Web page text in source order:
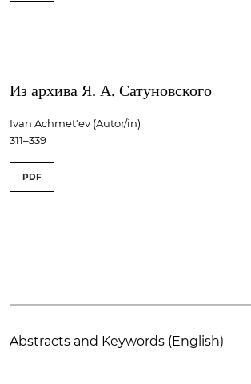
Из архива Я. А. Сатуновского
Ivan Achmet′ev (Autor/in)
311–339
PDF
Abstracts and Keywords (English)